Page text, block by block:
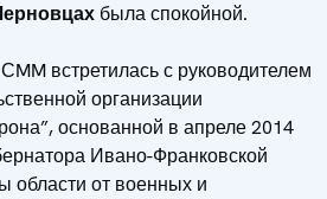
была спокойной.
СMM встретилась с руководителем
организации
основанной в апреле 2014
Ивано-Франковской
области от военных и